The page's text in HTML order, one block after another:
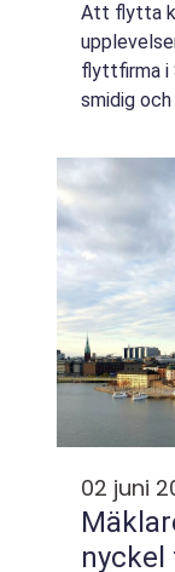
Att flytta
flyttfirma i
smidig
staden
02 juni